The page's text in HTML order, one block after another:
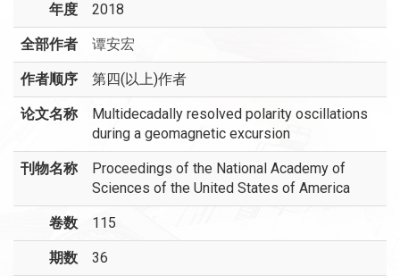
年度 2018
全部作者 谭安宏
作者顺序 第四(以上)作者
论文名称
Multidecadally resolved polarity oscillations
during a geomagnetic excursion
刊物名称
Proceedings of the National Academy of
Sciences of the United States of America
卷数 115
期数 36